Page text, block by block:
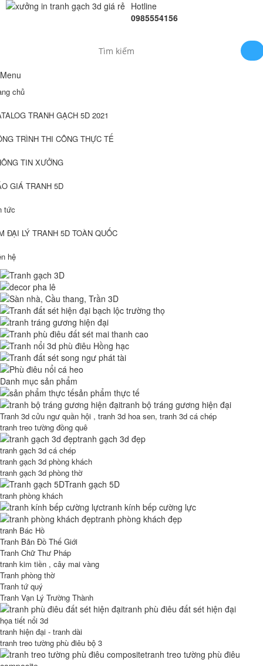
Hotline
0985554156
Menu
chủ
TRANH GẠCH 5D 2021
TRÌNH THI CÔNG THỰC TẾ
TIN XƯỞNG
GIÁ TRANH 5D
tức
ĐẠI LÝ TRANH 5D TOÀN QUỐC
hệ
Danh mục sản phẩm
sản phẩm thực tế
tranh bộ tráng gương hiện đại
Tranh 3d cửu ngư quần hội , tranh 3d hoa sen, tranh 3d cá chép
tranh treo tường đồng quê
tranh gạch 3d đẹp
tranh gạch 3d cá chép
tranh gạch 3d phòng khách
tranh gạch 3d phòng thờ
Tranh gạch 5D
tranh phòng khách
tranh kính bếp cường lực
tranh phòng khách đẹp
tranh Bác Hồ
Tranh Bản Đồ Thế Giới
Tranh Chữ Thư Pháp
tranh kim tiền , cây mai vàng
Tranh phòng thờ
Tranh tứ quý
Tranh Vạn Lý Trường Thành
tranh phù điêu đất sét hiện đại
họa tiết nổi 3d
tranh hiện đại - tranh dài
tranh treo tường phù điêu bộ 3
tranh treo tường phù điêu